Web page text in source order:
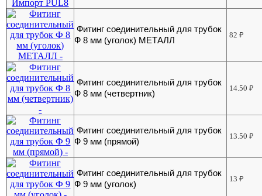
Фитинг соединительный для трубок
Ф 8 мм (уголок) МЕТАЛЛ
82₽
Фитинг соединительный для трубок
Ф 8 мм (четвертник)
14.50₽
Фитинг соединительный для трубок
Ф 9 мм (прямой)
13.50₽
Фитинг соединительный для трубок
Ф 9 мм (уголок)
13₽